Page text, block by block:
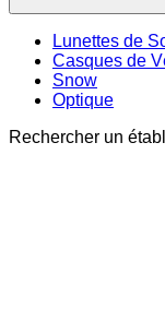
Lunettes de
Casques de
Snow
Optique
Rechercher un